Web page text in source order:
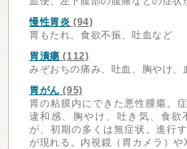
慢性胃炎 (94)
胃もたれ、食欲不振、吐血など
胃潰瘍 (112)
みぞおちの痛み、吐血、胸やけ、
胃がん (95)
胃の粘膜内にできた悪性腫瘍。
違和感、胸やけ、吐き気、食欲
が、初期の多くは無症状。進行
が現れる。内視鏡（胃カメラ）